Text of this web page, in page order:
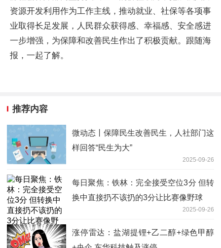
资源开发利用作为工作主线，推动就业、社保等各项事
业取得长足发展，人民群众获得感、幸福感、安全感进
一步增强，为保障和改善民生作出了积极贡献。跟随海
报，一起了解。
推荐内容
微动态丨保障民生改善民生，人社部门这
样回答“民生为大”
2025-09-26
每日聚焦：铁林：完全接受空位3分 但转
换中直接扔不该扔的3分让比赛像野球
2025-09-26
涨停雷达：盐湖提锂+乙二醇+绿色甲醇